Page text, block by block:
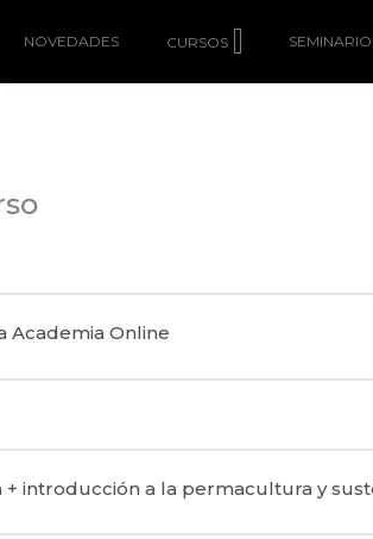
NOVEDADES CURSOS
Academia Online
+ introducción a la permacultura y